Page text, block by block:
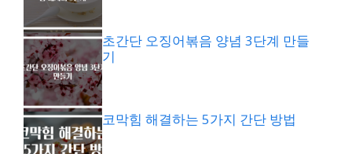
초간단 오징어볶음 양념 3단계 만들
기
코막힘 해결하는 5가지 간단 방법